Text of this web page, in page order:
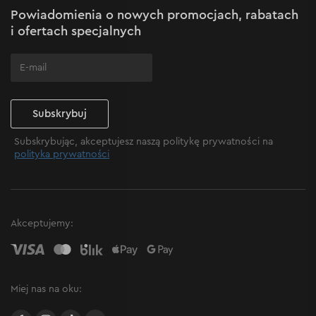
Powiadomienia o nowych promocjach, rabatach
i ofertach specjalnych
Subskrybuj
Subskrybując, akceptujesz naszą politykę prywatności na
polityka prywatności
Akceptujemy:
Miej nas na oku: